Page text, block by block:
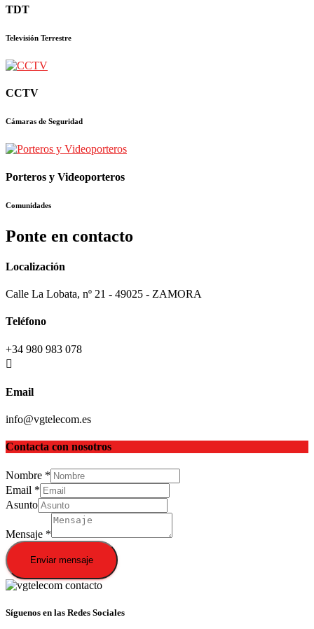
TDT
Televisión Terrestre
CCTV
Cámaras de Seguridad
Porteros y Videoporteros
Comunidades
Ponte en contacto
Localización
Calle La Lobata, nº 21 - 49025 - ZAMORA
Teléfono
+34 980 983 078
Email
info@vgtelecom.es
Contacta con nosotros
Nombre *
Email *
Asunto
Mensaje *
Enviar mensaje
Síguenos en las Redes Sociales